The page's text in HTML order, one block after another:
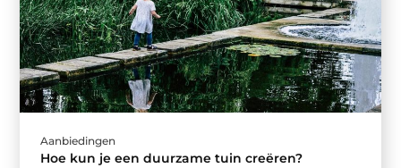
Aanbiedingen
Hoe kun je een duurzame tuin creëren?